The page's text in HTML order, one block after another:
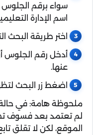
سواء برقم الجلوس
اسم الإدارة
اختر طريقة البحث
أدخل رقم الجلوس
عنها.
اضغط زر البحث
ملحوظة هامة: في حالة
لم تعتمد بعد فسوف
الموقع، لكن لا تقلق